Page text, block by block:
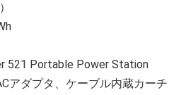
521 Portable Power Station
アダプタ、ケーブル内蔵カーチ